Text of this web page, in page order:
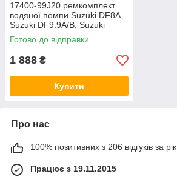
17400-99J20 ремкомплект
водяної помпи Suzuki DF8A,
Suzuki DF9.9A/B, Suzuki
DF15A, Suzuki DF20A
Готово до відправки
1 888 ₴
Купити
Про нас
100% позитивних з 206 відгуків за рік
Працює з 19.11.2015